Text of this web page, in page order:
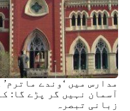
مدارس میں ‘وندے
آسمان نہیں گر پڑے گا:
زبانی تبصرہ